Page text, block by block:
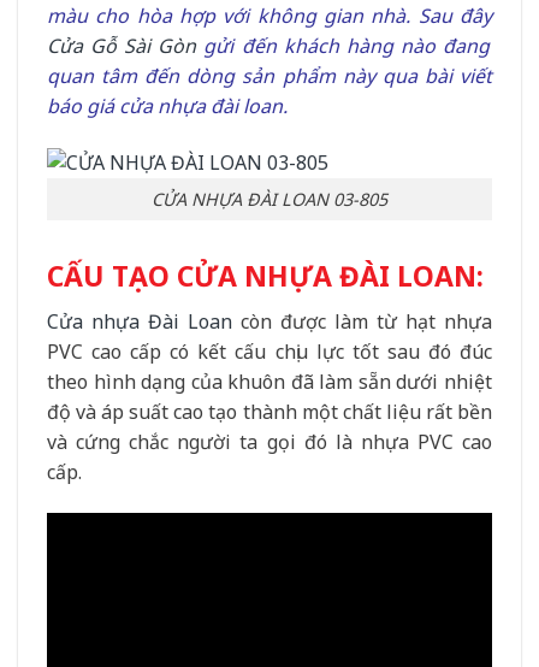
màu cho hòa hợp với không gian nhà. Sau đây
Cửa Gỗ Sài Gòngửi đến khách hàng nào đang
quan tâm đến dòng sản phẩm này qua bài viết
báo giá cửa nhựa đài loan.
CỬA NHỰA ĐÀI LOAN 03-805
CẤU TẠO CỬA NHỰA ĐÀI LOAN:
Cửa nhựa Đài Loan còn được làm từ hạt nhựa
PVC cao cấp có kết cấu chịu lực tốt sau đó đúc
theo hình dạng của khuôn đã làm sẵn dưới nhiệt
độ và áp suất cao tạo thành một chất liệu rất bền
và cứng chắc người ta gọi đó là nhựa PVC cao
cấp.